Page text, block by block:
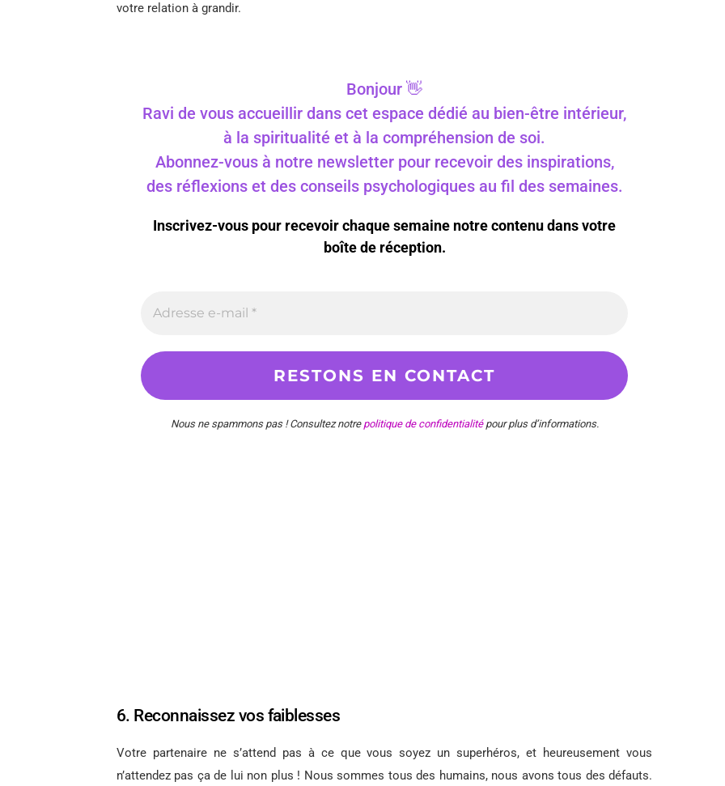
votre relation à grandir.
Bonjour 👋
Ravi de vous accueillir dans cet espace dédié au bien-être intérieur,
à la spiritualité et à la compréhension de soi.
Abonnez-vous à notre newsletter pour recevoir des inspirations,
des réflexions et des conseils psychologiques au fil des semaines.
Inscrivez-vous pour recevoir chaque semaine notre contenu dans votre
boîte de réception.
Nous ne spammons pas ! Consultez notre politique de confidentialitépour plus d’informations.
6. Reconnaissez vos faiblesses
Votre partenaire ne s’attend pas à ce que vous soyez un superhéros, et heureusement vous
n’attendez pas ça de lui non plus ! Nous sommes tous des humains, nous avons tous des défauts.